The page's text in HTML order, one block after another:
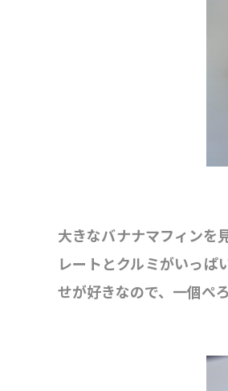
大きなバナナマフィンを
レートとクルミがいっぱ
せが好きなので、一個ぺ